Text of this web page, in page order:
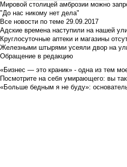
Мировой столицей амброзии можно
"До нас никому нет дела"
Все новости по теме 29.09.2017
Адские времена наступили на нашей
Круглосуточные аптеки и магазины
Железными штырями усеяли двор на
Обращение в редакцию
«Бизнес — это краник» - одна из тем
Посмотрите на себя умирающего: вы
«Больше бедным я не буду»: